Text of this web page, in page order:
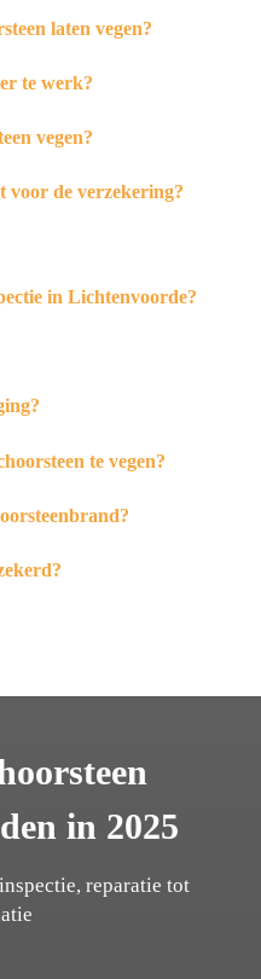
laten vegen?
te werk?
vegen?
voor de verzekering?
in Lichtenvoorde?
te vegen?
in 2025
reparatie tot